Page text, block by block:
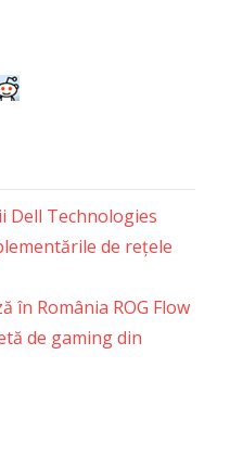
Dell Technologies
de rețele
în România ROG Flow
de gaming din